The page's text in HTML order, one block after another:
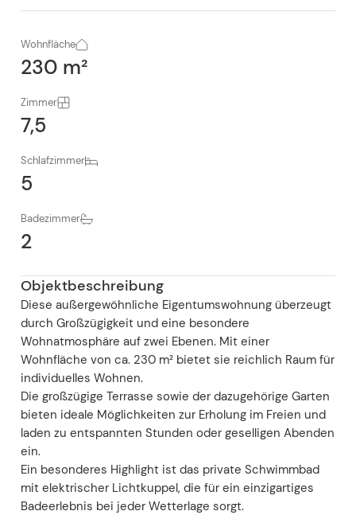
Wohnfläche
230 m²
Zimmer
7,5
Schlafzimmer
5
Badezimmer
2
Objektbeschreibung
Diese außergewöhnliche Eigentumswohnung überzeugt
durch Großzügigkeit und eine besondere
Wohnatmosphäre auf zwei Ebenen. Mit einer
Wohnfläche von ca. 230 m² bietet sie reichlich Raum für
individuelles Wohnen.
Die großzügige Terrasse sowie der dazugehörige Garten
bieten ideale Möglichkeiten zur Erholung im Freien und
laden zu entspannten Stunden oder geselligen Abenden
ein.
Ein besonderes Highlight ist das private Schwimmbad
mit elektrischer Lichtkuppel, die für ein einzigartiges
Badeerlebnis bei jeder Wetterlage sorgt.